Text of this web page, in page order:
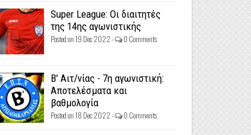
Super League: Οι διαιτητές
της 14ης αγωνιστικής
Posted on 19 Dec 2022 - 0 Comments
Β' Αιτ/νίας - 7η αγωνιστική:
Αποτελέσματα και
βαθμολογία
Posted on 18 Dec 2022 - 0 Comments